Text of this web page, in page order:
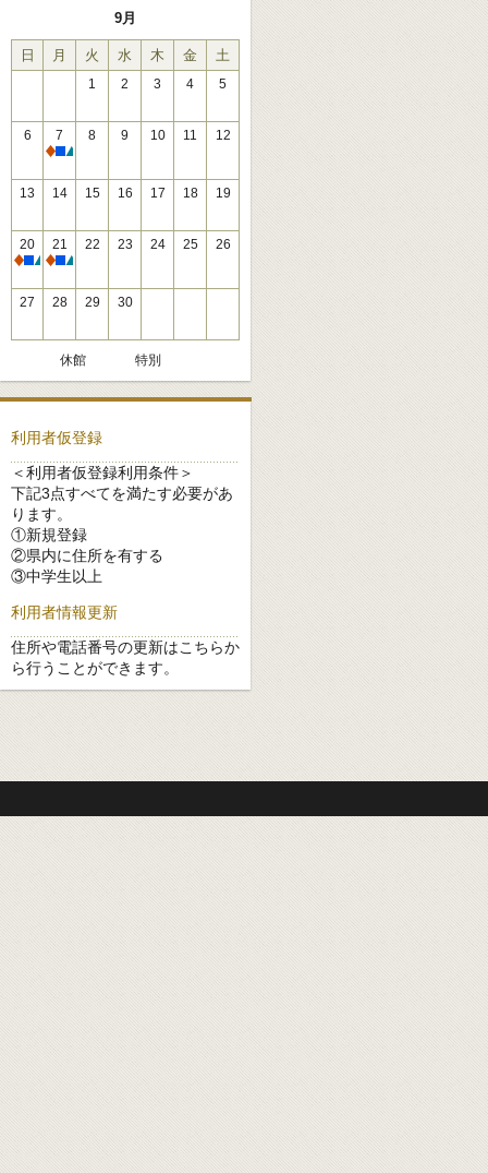
9月
日 月 火 水 木 金 土
1 2 3 4 5
6
7
休館
8 9 10 11 12
13 14 15 16 17 18 19
20
休館
21
休館
22 23 24 25 26
27 28 29 30
休館 特別
利用者仮登録
＜利用者仮登録利用条件＞
下記3点すべてを満たす必要があ
ります。
①新規登録
②県内に住所を有する
③中学生以上
利用者情報更新
住所や電話番号の更新はこちらか
ら行うことができます。